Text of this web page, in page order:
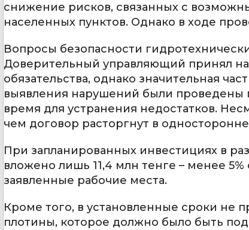
снижение рисков, связанных с
населенных пунктов. Однако в ходе
Вопросы безопасности
Доверительный управляющий принял
обязательства, однако значительная
выявления нарушений были проведены
время для устранения недостатков.
чем договор расторгнут в
При запланированных инвестициях в
вложено лишь 11,4 млн тенге – менее
заявленные рабочие места.
Кроме того, в установленные сроки не
плотины, которое должно было быть